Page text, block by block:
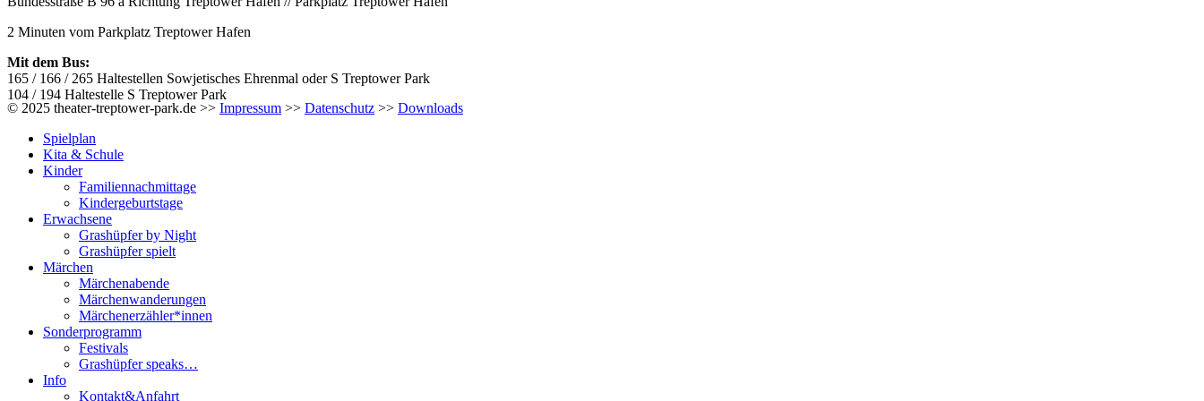
2 Minuten vom Parkplatz Treptower Hafen
Mit dem Bus:
165 / 166 / 265 Haltestellen Sowjetisches Ehrenmal oder S Treptower Park
104 / 194 Haltestelle S Treptower Park
© 2025 theater-treptower-park.de >> Impressum >> Datenschutz >> Downloads
Spielplan
Kita & Schule
Kinder
Familiennachmittage
Kindergeburtstage
Erwachsene
Grashüpfer by Night
Grashüpfer spielt
Märchen
Märchenabende
Märchenwanderungen
Märchenerzähler*innen
Sonderprogramm
Festivals
Grashüpfer speaks…
Info
Kontakt&Anfahrt